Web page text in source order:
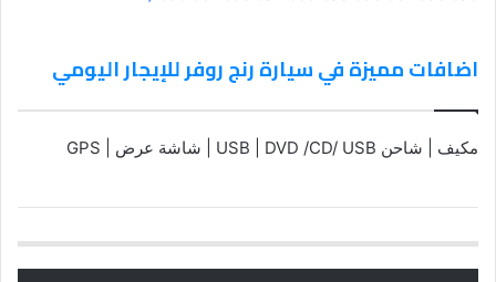
اضافات مميزة في سيارة رنج روفر للإيجار اليومي
مكيف | شاحن USB | DVD /CD/ USB | شاشة عرض | GPS